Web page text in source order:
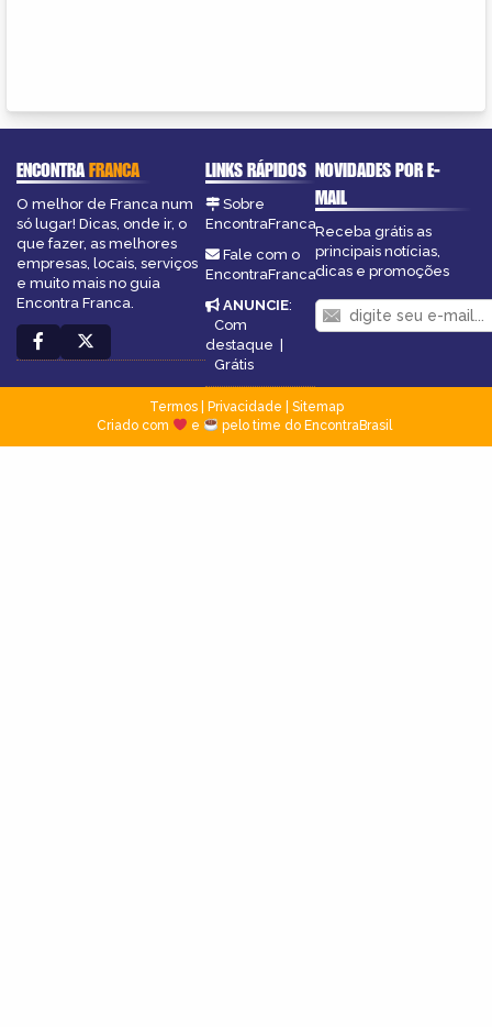
ENCONTRAFRANCA
O melhor de Franca num
só lugar! Dicas, onde ir, o
que fazer, as melhores
empresas, locais, serviços
e muito mais no guia
Encontra Franca.
LINKS RÁPIDOS
Sobre
EncontraFranca
Fale com o
EncontraFranca
ANUNCIE:
Com
destaque
Grátis
NOVIDADES POR E-
MAIL
Receba grátis as
principais notícias,
dicas e promoções
Termos| Privacidade
Sitemap
Criado com
e pelo time do EncontraBrasil